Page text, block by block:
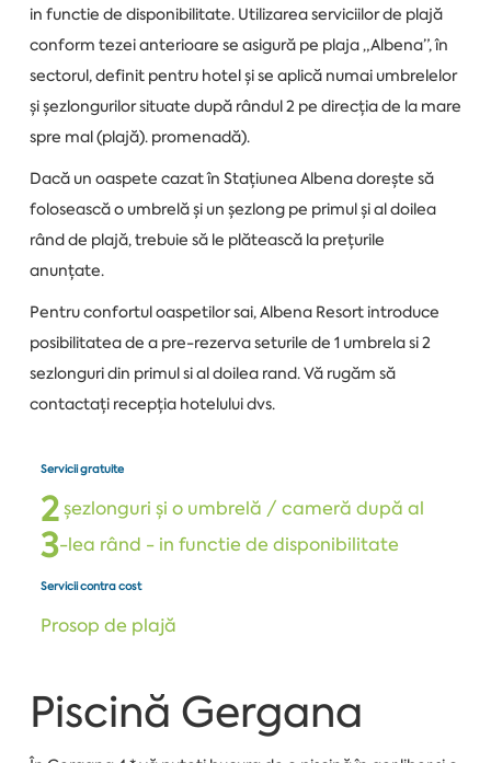
in functie de disponibilitate. Utilizarea serviciilor de plajă
conform tezei anterioare se asigură pe plaja „Albena”, în
sectorul, definit pentru hotel și se aplică numai umbrelelor
și șezlongurilor situate după rândul 2 pe direcția de la mare
spre mal (plajă). promenadă).
Dacă un oaspete cazat în Stațiunea Albena dorește să
folosească o umbrelă și un șezlong pe primul și al doilea
rând de plajă, trebuie să le plătească la prețurile
anunțate.
Pentru confortul oaspetilor sai, Albena Resort introduce
posibilitatea de a pre-rezerva seturile de 1 umbrela si 2
sezlonguri din primul si al doilea rand. Vă rugăm să
contactați recepția hotelului dvs.
Servicii gratuite
2șezlonguri și o umbrelă / cameră după al
3-lea rând - in functie de disponibilitate
Servicii contra cost
Prosop de plajă
Piscină Gergana